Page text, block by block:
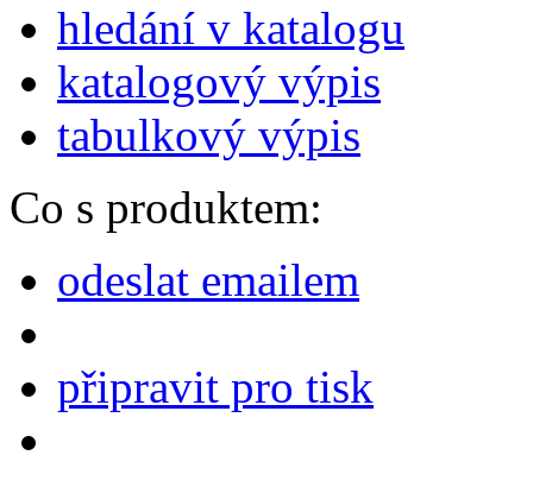
hledání v katalogu
katalogový výpis
tabulkový výpis
Co s produktem:
odeslat emailem
připravit pro tisk